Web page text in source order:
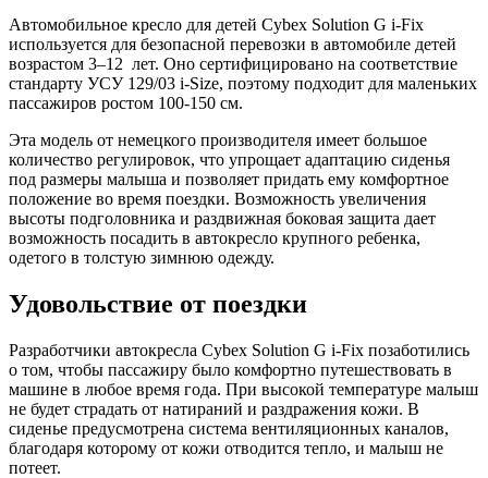
Автомобильное кресло для детей Cybex Solution G i-Fix
используется для безопасной перевозки в автомобиле детей
возрастом 3–12 лет. Оно сертифицировано на соответствие
стандарту УСУ 129/03 i-Size, поэтому подходит для маленьких
пассажиров ростом 100-150 см.
Эта модель от немецкого производителя имеет большое
количество регулировок, что упрощает адаптацию сиденья
под размеры малыша и позволяет придать ему комфортное
положение во время поездки. Возможность увеличения
высоты подголовника и раздвижная боковая защита дает
возможность посадить в автокресло крупного ребенка,
одетого в толстую зимнюю одежду.
Удовольствие от поездки
Разработчики автокресла Cybex Solution G i-Fix позаботились
о том, чтобы пассажиру было комфортно путешествовать в
машине в любое время года. При высокой температуре малыш
не будет страдать от натираний и раздражения кожи. В
сиденье предусмотрена система вентиляционных каналов,
благодаря которому от кожи отводится тепло, и малыш не
потеет.